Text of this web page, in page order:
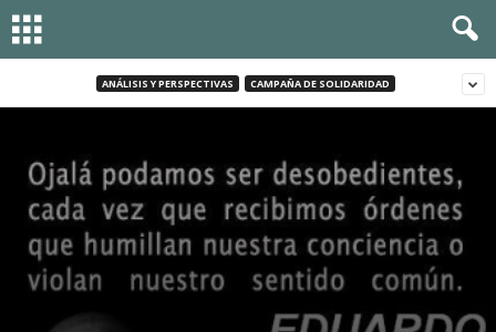
ANÁLISIS Y PERSPECTIVAS CAMPAÑA DE SOLIDARIDAD